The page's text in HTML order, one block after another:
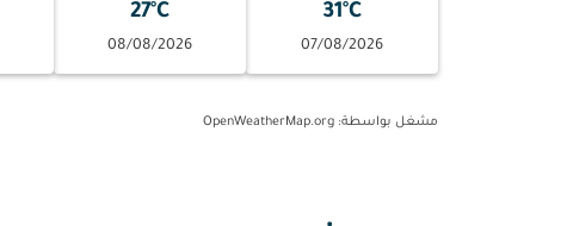
31°C
07/08/2026
27°C
08/08/2026
مشغل بواسطة: OpenWeatherMap.org